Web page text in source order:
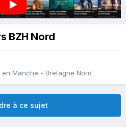
BZH Nord
en Manche - Bretagne Nord
à ce sujet